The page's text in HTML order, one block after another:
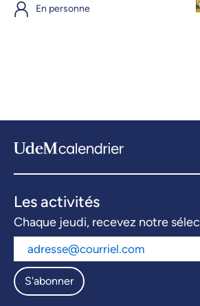
En personne
Les activités
Chaque jeudi, recevez notre
S'abonner